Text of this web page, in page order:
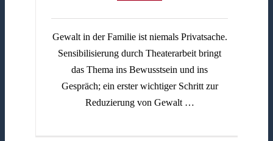
Gewalt in der Familie ist niemals Privatsache.
Sensibilisierung durch Theaterarbeit bringt
das Thema ins Bewusstsein und ins
Gespräch; ein erster wichtiger Schritt zur
Reduzierung von Gewalt …